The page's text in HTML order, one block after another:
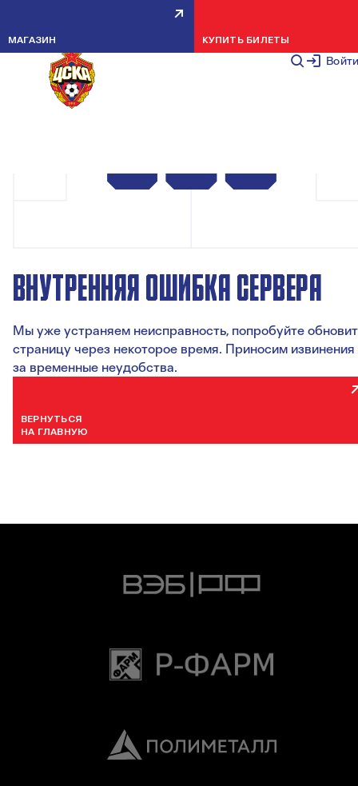
Войти
МАГАЗИН КУПИТЬ БИЛЕТЫ
ВНУТРЕННЯЯ ОШИБКА СЕРВЕРА
Мы уже устраняем неисправность, попробуйте
страницу через некоторое время. Приносим извинения
за временные неудобства.
ВЕРНУТЬСЯ
НА ГЛАВНУЮ